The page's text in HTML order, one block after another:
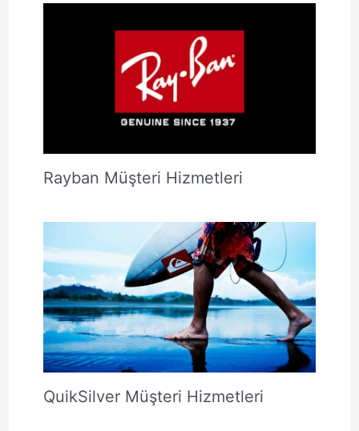
Rayban Müşteri Hizmetleri
QuikSilver Müşteri Hizmetleri